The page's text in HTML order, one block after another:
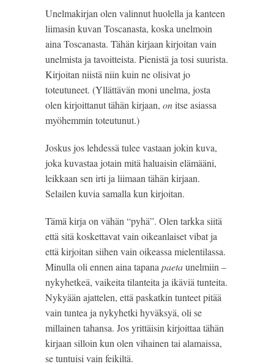
Unelmakirjan olen valinnut huolella ja kanteen
liimasin kuvan Toscanasta, koska unelmoin
aina Toscanasta. Tähän kirjaan kirjoitan vain
unelmista ja tavoitteista. Pienistä ja tosi suurista.
Kirjoitan niistä niin kuin ne olisivat jo
toteutuneet. (Yllättävän moni unelma, josta
olen kirjoittanut tähän kirjaan, on itse asiassa
myöhemmin toteutunut.)
Joskus jos lehdessä tulee vastaan jokin kuva,
joka kuvastaa jotain mitä haluaisin elämääni,
leikkaan sen irti ja liimaan tähän kirjaan.
Selailen kuvia samalla kun kirjoitan.
Tämä kirja on vähän “pyhä”. Olen tarkka siitä
että sitä koskettavat vain oikeanlaiset vibat ja
että kirjoitan siihen vain oikeassa mielentilassa.
Minulla oli ennen aina tapana paeta unelmiin –
nykyhetkeä, vaikeita tilanteita ja ikäviä tunteita.
Nykyään ajattelen, että paskatkin tunteet pitää
vain tuntea ja nykyhetki hyväksyä, oli se
millainen tahansa. Jos yrittäisin kirjoittaa tähän
kirjaan silloin kun olen vihainen tai alamaissa,
se tuntuisi vain feikiltä.